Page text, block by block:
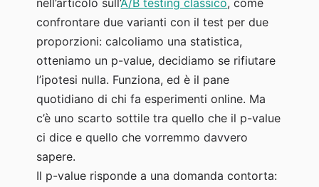
in
corso
nell’articolo sull’A/B testing classico, come
confrontare due varianti con il test per due
proporzioni: calcoliamo una statistica,
otteniamo un p-value, decidiamo se rifiutare
l’ipotesi nulla. Funziona, ed è il pane
quotidiano di chi fa esperimenti online. Ma
c’è uno scarto sottile tra quello che il p-value
ci dice e quello che vorremmo davvero
sapere.
Il p-value risponde a una domanda contorta: